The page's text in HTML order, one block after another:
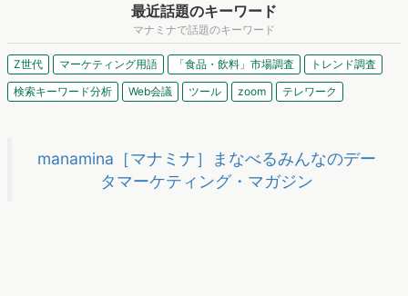
最近話題のキーワード
マナミナで話題のキーワード
Z世代 マーケティング用語 「食品・飲料」市場調査
トレンド調査
検索キーワード分析
Web会議 ツール zoom テレワーク
manamina［マナミナ］まなべるみんなのデー
タマーケティング・マガジン